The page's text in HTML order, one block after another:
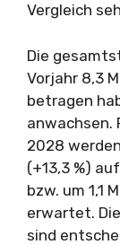
Vergleich
Die
Vorjahr 8,3
betragen
anwachsen.
2028
(+13,3 %)
bzw. um 1,1
erwartet.
sind